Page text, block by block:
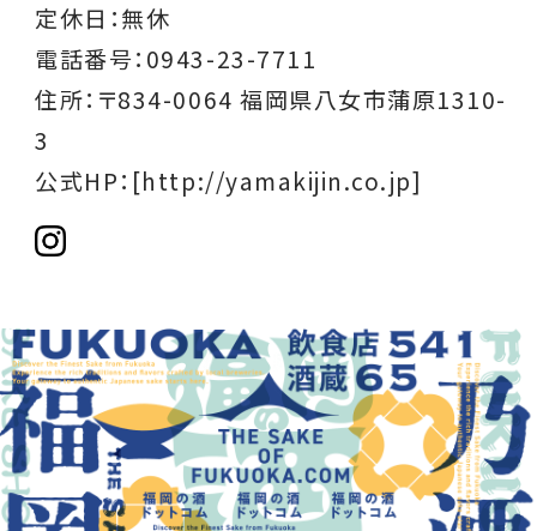
定休日：無休
電話番号：0943-23-7711
住所：〒834-0064 福岡県八女市蒲原1310-
3
公式HP： [http://yamakijin.co.jp]